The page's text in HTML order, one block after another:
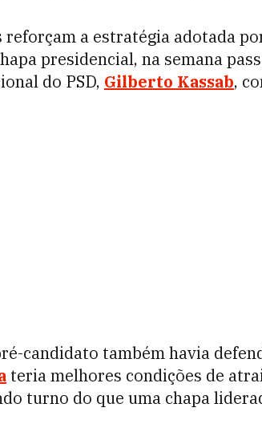
reforçam a estratégia adotada
presidencial, na semana
do PSD, Gilberto Kassab,
candidato também havia
teria melhores condições de
turno do que uma chapa